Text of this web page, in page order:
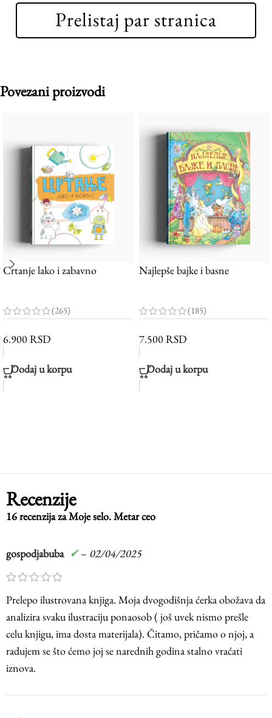
Prelistaj par stranica
Povezani proizvodi
Crtanje lako i zabavno
(265)
6.900RSD
Dodaj u korpu
Najlepše bajke i basne
(185)
7.500RSD
Dodaj u korpu
Recenzije
16 recenzija zaMoje selo. Metar ceo
gospodjabuba ✓ – 02/04/2025
Prelepo ilustrovana knjiga. Moja dvogodišnja ćerka obožava da
analizira svaku ilustraciju ponaosob ( još uvek nismo prešle
celu knjigu, ima dosta materijala). Čitamo, pričamo o njoj, a
radujem se što ćemo joj se narednih godina stalno vraćati
iznova.